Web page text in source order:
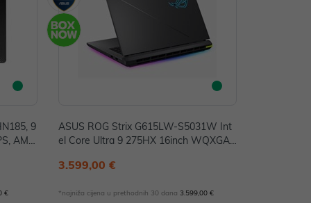
9
AMD
GDD
€
ASUS ROG Strix G615LW-S5031W Int
el Core Ultra 9 275HX 16inch WQXGA
W11H Eclipse Gray
3.599,00 €
*najniža cijena u prethodnih 30 dana 3.599,00 €